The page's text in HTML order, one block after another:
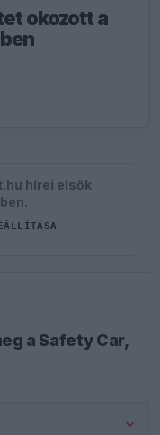
okozott a
hírei elsők
a Safety Car,